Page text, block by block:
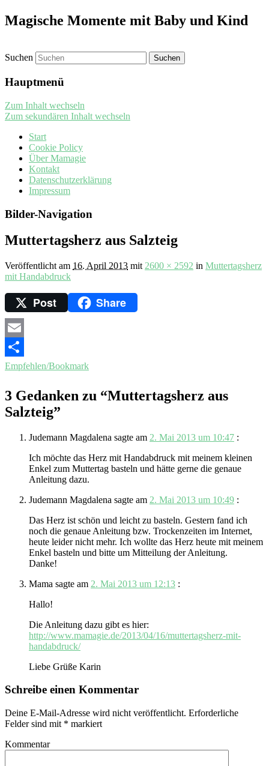
Magische Momente mit Baby und Kind
Suchen
Hauptmenü
Zum Inhalt wechseln
Zum sekundären Inhalt wechseln
Start
Cookie Policy
Über Mamagie
Kontakt
Datenschutzerklärung
Impressum
Bilder-Navigation
Muttertagsherz aus Salzteig
Veröffentlicht am 16. April 2013 mit 2600 × 2592 in Muttertagsherz
mit Handabdruck
Post Share
Email
Empfehlen/Bookmark
3 Gedanken zu “Muttertagsherz aus
Salzteig”
Judemann Magdalena sagte am 2. Mai 2013 um 10:47 :
Ich möchte das Herz mit Handabdruck mit meinem kleinen
Enkel zum Muttertag basteln und hätte gerne die genaue
Anleitung dazu.
Judemann Magdalena sagte am 2. Mai 2013 um 10:49 :
Das Herz ist schön und leicht zu basteln. Gestern fand ich
noch die genaue Anleitung bzw. Trockenzeiten im Internet,
heute leider nicht mehr. Ich wollte das Herz heute mit meinem
Enkel basteln und bitte um Mitteilung der Anleitung.
Danke!
Mama sagte am 2. Mai 2013 um 12:13 :
Hallo!
Die Anleitung dazu gibt es hier:
http://www.mamagie.de/2013/04/16/muttertagsherz-mit-
handabdruck/
Liebe Grüße Karin
Schreibe einen Kommentar
Deine E-Mail-Adresse wird nicht veröffentlicht. Erforderliche
Felder sind mit * markiert
Kommentar